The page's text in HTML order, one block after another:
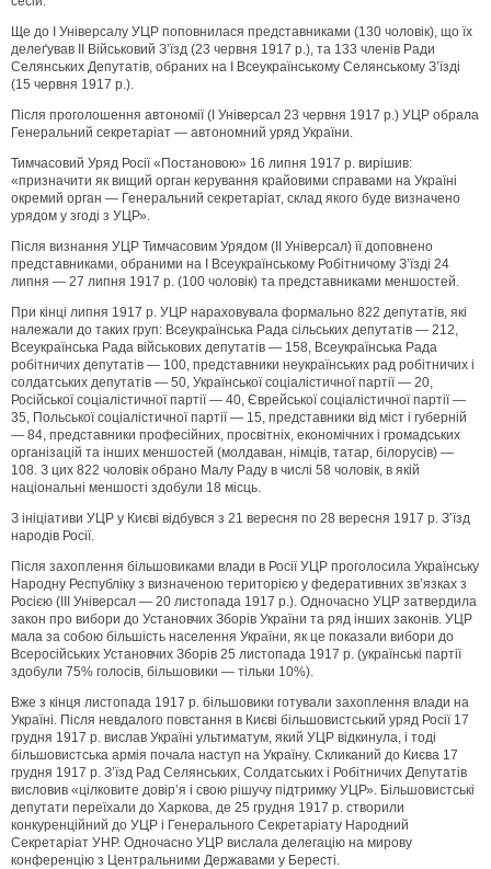
Ще до І Універсалу УЦР поповнилася представниками (130 чоловік), що їх
делеґував ІІ Військовий З’їзд (23 червня 1917 р.), та 133 членів Ради
Селянських Депутатів, обраних на І Всеукраїнському Селянському З’їзді
(15 червня 1917 р.).
Після проголошення автономії (І Універсал 23 червня 1917 р.) УЦР обрала
Генеральний секретаріат — автономний уряд України.
Тимчасовий Уряд Росії «Постановою» 16 липня 1917 р. вирішив:
«призначити як вищий орган керування крайовими справами на Україні
окремий орган — Генеральний секретаріат, склад якого буде визначено
урядом у згоді з УЦР».
Після визнання УЦР Тимчасовим Урядом (II Універсал) її доповнено
представниками, обраними на І Всеукраїнському Робітничому З’їзді 24
липня — 27 липня 1917 р. (100 чоловік) та представниками меншостей.
При кінці липня 1917 р. УЦР нараховувала формально 822 депутатів, які
належали до таких груп: Всеукраїнська Рада сільських депутатів — 212,
Всеукраїнська Рада військових депутатів — 158, Всеукраїнська Рада
робітничих депутатів — 100, представники неукраїнських рад робітничих і
солдатських депутатів — 50, Української соціалістичної партії — 20,
Російської соціалістичної партії — 40, Єврейської соціалістичної партії —
35, Польської соціалістичної партії — 15, представники від міст і губерній
— 84, представники професійних, просвітніх, економічних і громадських
організацій та інших меншостей (молдаван, німців, татар, білорусів) —
108. З цих 822 чоловік обрано Малу Раду в числі 58 чоловік, в якій
національні меншості здобули 18 місць.
З ініціативи УЦР у Києві відбувся з 21 вересня по 28 вересня 1917 р. З’їзд
народів Росії.
Після захоплення більшовиками влади в Росії УЦР проголосила Українську
Народну Республіку з визначеною територією у федеративних зв’язках з
Росією (III Універсал — 20 листопада 1917 р.). Одночасно УЦР затвердила
закон про вибори до Установчих Зборів України та ряд інших законів. УЦР
мала за собою більшість населення України, як це показали вибори до
Всеросійських Установчих Зборів 25 листопада 1917 р. (українські партії
здобули 75% голосів, більшовики — тільки 10%).
Вже з кінця листопада 1917 р. більшовики готували захоплення влади на
Україні. Після невдалого повстання в Києві більшовистський уряд Росії 17
грудня 1917 р. вислав Україні ультиматум, який УЦР відкинула, і тоді
більшовистська армія почала наступ на Україну. Скликаний до Києва 17
грудня 1917 р. З’їзд Рад Селянських, Солдатських і Робітничих Депутатів
висловив «цілковите довір’я і свою рішучу підтримку УЦР». Більшовистські
депутати переїхали до Харкова, де 25 грудня 1917 р. створили
конкуренційний до УЦР і Генерального Секретаріату Народний
Секретаріат УHP. Одночасно УЦР вислала делегацію на мирову
конференцію з Центральними Державами у Бересті.